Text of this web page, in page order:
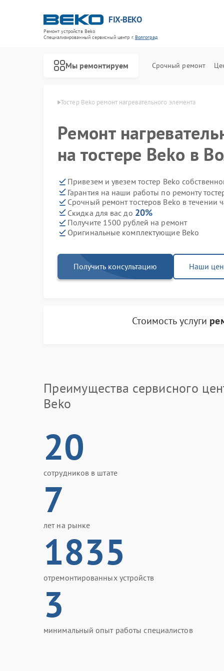
FIX-BEKO
Ремонт устройств Beko
Специализированный cервисный центр г.Волгоград
Мы ремонтируем Срочный ремонт
Beko в Волгограде Тостер Beko ремонт нагревательного элемента
Ремонт
на тостере Beko в
Привезем и увезем тостер Beko
Гарантия на наши работы по ремонту
Срочный ремонт тостеров Beko в течении
Скидка для вас до 20%
Получите 1500 рублей на ремонт
Оригинальные комплектующие Beko
Получить консультацию Наши
Стоимость услуги
Преимущества сервисного
Beko
20
сотрудников в штате
7
лет на рынке
1835
отремонтированных устройств
3
минимальный опыт работы специалистов